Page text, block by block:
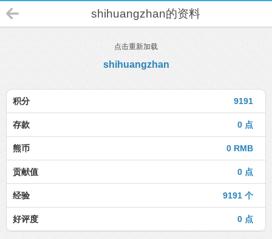
shihuangzhan的资料
点击重新加载
shihuangzhan
9191
积分
0 点
存款
0 RMB
熊币
0 点
贡献值
9191 个
经验
0 点
好评度